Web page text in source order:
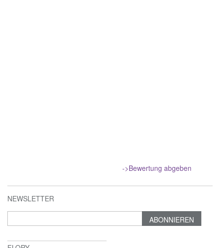
->Bewertung abgeben
NEWSLETTER
ABONNIEREN